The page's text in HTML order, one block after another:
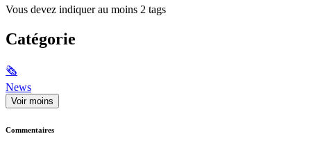
Vous devez indiquer au moins 2 tags
Catégorie
🗞
News
Voir moins
Commentaires